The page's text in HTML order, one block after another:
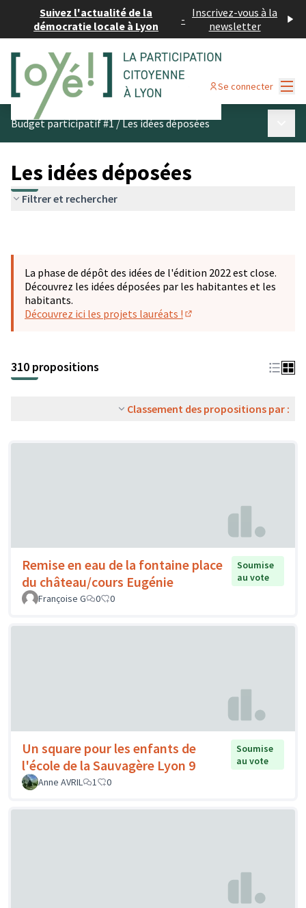
Suivez l'actualité de la
démocratie locale à Lyon
- Inscrivez-vous à la
newsletter
Se connecter
Budget participatif #1/Les idées déposées
Les idées déposées
Filtrer et rechercher
La phase de dépôt des idées de l'édition 2022 est close.
Découvrez les idées déposées par les habitantes et les
habitants.
Découvrez ici les projets lauréats !
310 propositions
Classement des propositions par :
Remise en eau de la fontaine place
du château/cours Eugénie
Soumise
au vote
Françoise G
0 0
Un square pour les enfants de
l'école de la Sauvagère Lyon 9
Soumise
au vote
Anne AVRIL
1 0